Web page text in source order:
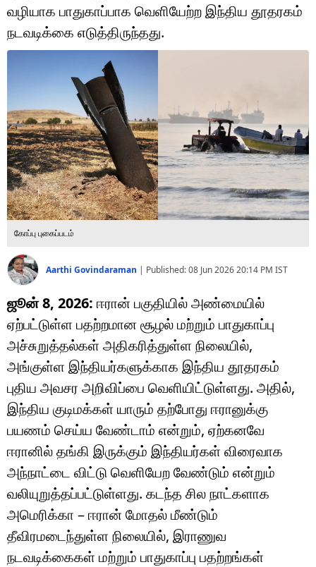
வைரல்
ஹெஃல்த்
ஷார்ட் வீடியோஸ்
வலை கதைகள்
போட்டோ கேலரி
வழியாக பாதுகாப்பாக வெளியேற்ற இந்திய தூதரகம்
நடவடிக்கை எடுத்திருந்தது.
கோப்பு புகைப்படம்
Aarthi Govindaraman | Published:08 Jun 2026 20:14 PM IST
ஜூன் 8, 2026: ஈரான்பகுதியில் அண்மையில்
ஏற்பட்டுள்ள பதற்றமான சூழல் மற்றும் பாதுகாப்பு
அச்சுறுத்தல்கள் அதிகரித்துள்ள நிலையில்,
அங்குள்ள இந்தியர்களுக்காக இந்திய தூதரகம்
புதிய அவசர அறிவிப்பை வெளியிட்டுள்ளது. அதில்,
இந்திய குடிமக்கள் யாரும் தற்போது ஈரானுக்கு
பயணம் செய்ய வேண்டாம் என்றும், ஏற்கனவே
ஈரானில் தங்கி இருக்கும் இந்தியர்கள் விரைவாக
அந்நாட்டை விட்டு வெளியேற வேண்டும் என்றும்
வலியுறுத்தப்பட்டுள்ளது. கடந்த சில நாட்களாக
அமெரிக்கா – ஈரான் மோதல் மீண்டும்
தீவிரமடைந்துள்ள நிலையில், இராணுவ
நடவடிக்கைகள் மற்றும் பாதுகாப்பு பதற்றங்கள்